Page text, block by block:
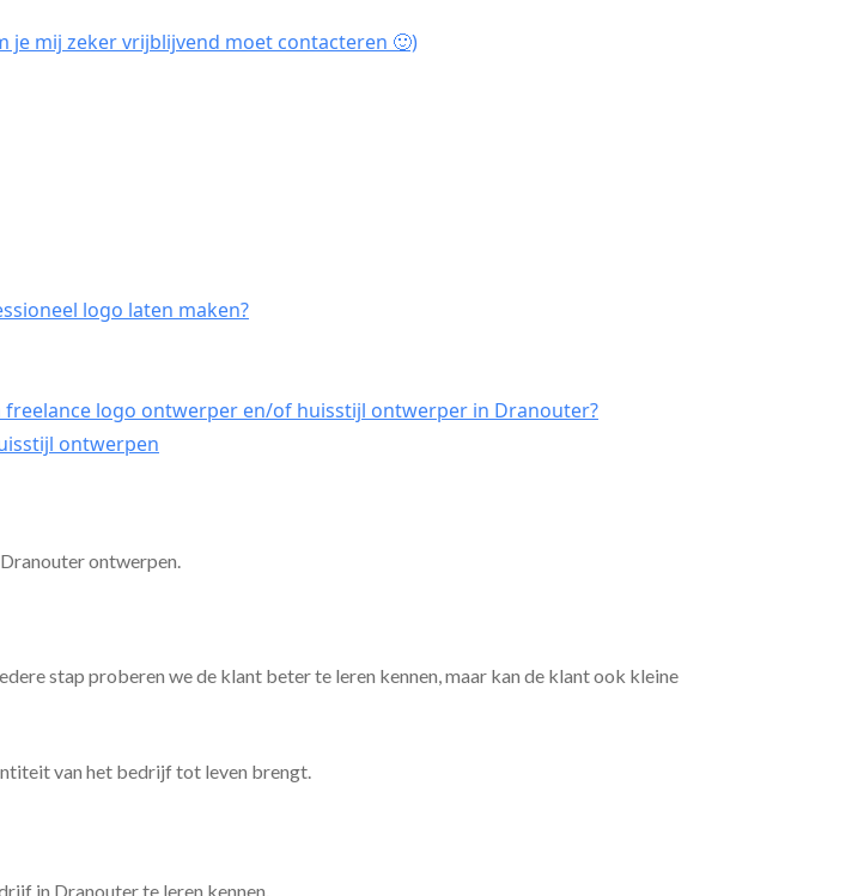
je mij zeker vrijblijvend moet contacteren 🙂)
logo laten maken?
freelance logo ontwerper en/of huisstijl ontwerper in Dranouter?
ontwerpen
ontwerpen.
stap proberen we de klant beter te leren kennen, maar kan de klant ook kleine
van het bedrijf tot leven brengt.
in Dranouter te leren kennen.